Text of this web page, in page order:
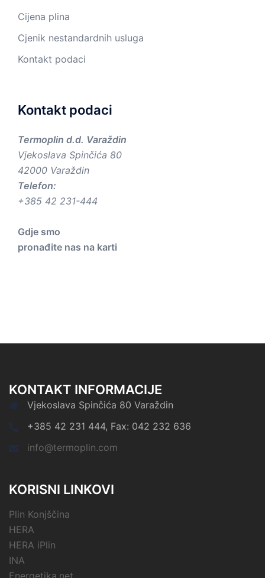
Cijena plina
Cjenik nestandardnih usluga
Kontakt podaci
Kontakt podaci
Termoplin d.d. Varaždin
Vjekoslava Spinčića 80
42000 Varaždin
Telefon:
+385 42 231-444
Gdje smo
pronađite nas na karti
KONTAKT INFORMACIJE
Vjekoslava Spinčića 80 Varaždin
+385 42 231 444, Fax: 042 232 636
info@termoplin.com
KORISNI LINKOVI
Plin Konjščina
HERA
HERA iPlin
INA
Energetika.net